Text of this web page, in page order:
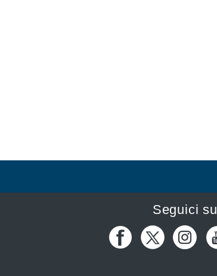
Seguici su